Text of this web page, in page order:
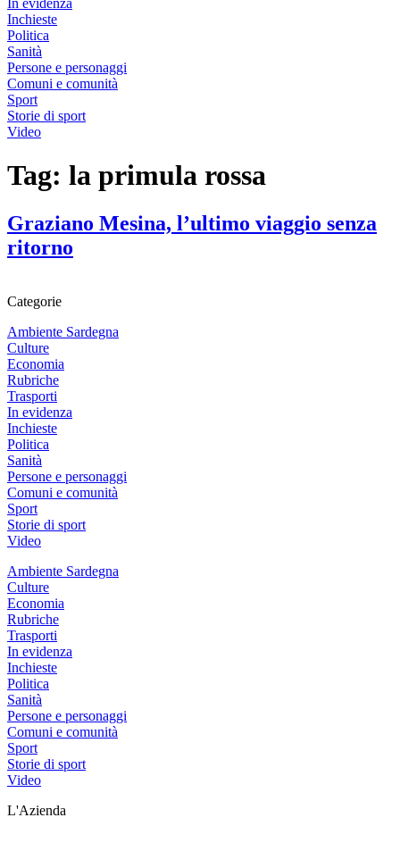
Inchieste
Politica
Sanità
Persone e personaggi
Comuni e comunità
Sport
Storie di sport
Video
Tag: la primula rossa
Graziano Mesina, l’ultimo viaggio senza
ritorno
Categorie
Ambiente Sardegna
Culture
Economia
Rubriche
Trasporti
In evidenza
Inchieste
Politica
Sanità
Persone e personaggi
Comuni e comunità
Sport
Storie di sport
Video
Ambiente Sardegna
Culture
Economia
Rubriche
Trasporti
In evidenza
Inchieste
Politica
Sanità
Persone e personaggi
Comuni e comunità
Sport
Storie di sport
Video
L'Azienda